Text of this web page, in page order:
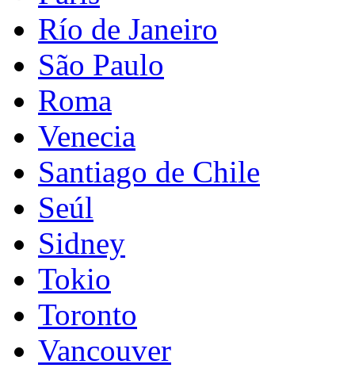
Río de Janeiro
São Paulo
Roma
Venecia
Santiago de Chile
Seúl
Sidney
Tokio
Toronto
Vancouver